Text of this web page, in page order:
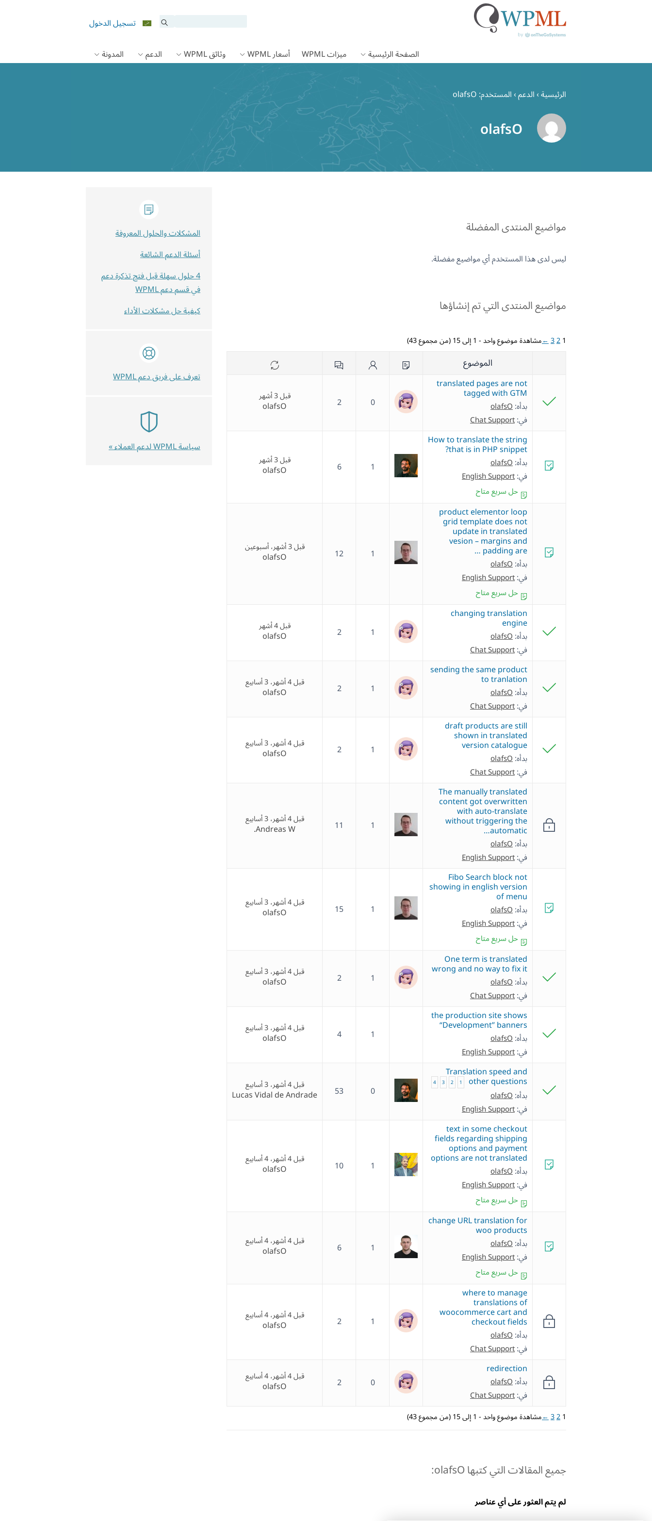
تسجيل الدخول
الصفحة الرئيسية
ميزات WPML أسعار WPML وثائق WPML الدعم المدونة
الرئيسية›الدعم›المستخدم: olafsO
olafsO
مواضيع المنتدى المفضلة
ليس لدى هذا المستخدم أي مواضيع مفضلة.
مواضيع المنتدى التي تم إنشاؤها
مشاهدة موضوع واحد - 1 إلى 15 (من مجموع 43) 1
2
3
←
الموضوع
translated pages are not
tagged with GTM
بدأه:olafsO
في:Chat Support
0
2 قبل 3 أشهر
olafsO
How to translate the string
that is in PHP snippet?
بدأه:olafsO
في:English Support
حل سريع متاح
1
6 قبل 3 أشهر
olafsO
product elementor loop
grid template does not
update in translated
vesion – margins and
padding are …
بدأه:olafsO
في:English Support
حل سريع متاح
1
12 قبل 3 أشهر، أسبوعين
olafsO
changing translation
engine
بدأه:olafsO
في:Chat Support
1
2 قبل 4 أشهر
olafsO
sending the same product
to tranlation
بدأه:olafsO
في:Chat Support
1
2 قبل 4 أشهر، 3 أسابيع
olafsO
draft products are still
shown in translated
version catalogue
بدأه:olafsO
في:Chat Support
1
2 قبل 4 أشهر، 3 أسابيع
olafsO
The manually translated
content got overwritten
with auto-translate
without triggering the
automatic…
بدأه:olafsO
في:English Support
1
11 قبل 4 أشهر، 3 أسابيع
Andreas W.
Fibo Search block not
showing in english version
of menu
بدأه:olafsO
في:English Support
حل سريع متاح
1
15 قبل 4 أشهر، 3 أسابيع
olafsO
One term is translated
wrong and no way to fix it
بدأه:olafsO
في:Chat Support
1
2 قبل 4 أشهر، 3 أسابيع
olafsO
the production site shows
“Development” banners
بدأه:olafsO
في:English Support
1
4 قبل 4 أشهر، 3 أسابيع
olafsO
Translation speed and
other questions
1
2
3
4
بدأه:olafsO
في:English Support
0
53 قبل 4 أشهر، 3 أسابيع
Lucas Vidal de Andrade
text in some checkout
fields regarding shipping
options and payment
options are not translated
بدأه:olafsO
في:English Support
حل سريع متاح
1
10 قبل 4 أشهر، 4 أسابيع
olafsO
change URL translation for
woo products
بدأه:olafsO
في:English Support
حل سريع متاح
1
6 قبل 4 أشهر، 4 أسابيع
olafsO
where to manage
translations of
woocommerce cart and
checkout fields
بدأه:olafsO
في:Chat Support
1
2 قبل 4 أشهر، 4 أسابيع
olafsO
redirection
بدأه:olafsO
في:Chat Support
0
2 قبل 4 أشهر، 4 أسابيع
olafsO
مشاهدة موضوع واحد - 1 إلى 15 (من مجموع 43) 1
2
3
←
جميع المقالات التي كتبها olafsO:
لم يتم العثور على أي عناصر
المشكلات والحلول المعروفة
أسئلة الدعم الشائعة
4 حلول سهلة قبل فتح تذكرة دعم
في قسم دعم WPML
كيفية حل مشكلات الأداء
تعرف على فريق دعم WPML
سياسة WPML لدعم العملاء »